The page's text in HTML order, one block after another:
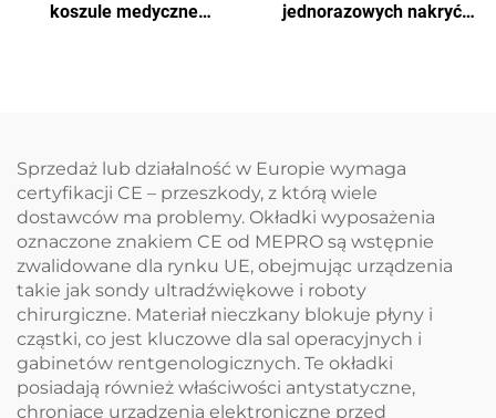
koszule medyczne
jednorazowych nakryć
Sprzedaż lub działalność w Europie wymaga
certyfikacji CE – przeszkody, z którą wiele
dostawców ma problemy. Okładki wyposażenia
oznaczone znakiem CE od MEPRO są wstępnie
zwalidowane dla rynku UE, obejmując urządzenia
takie jak sondy ultradźwiękowe i roboty
chirurgiczne. Materiał nieczkany blokuje płyny i
cząstki, co jest kluczowe dla sal operacyjnych i
gabinetów rentgenologicznych. Te okładki
posiadają również właściwości antystatyczne,
chroniące urządzenia elektroniczne przed